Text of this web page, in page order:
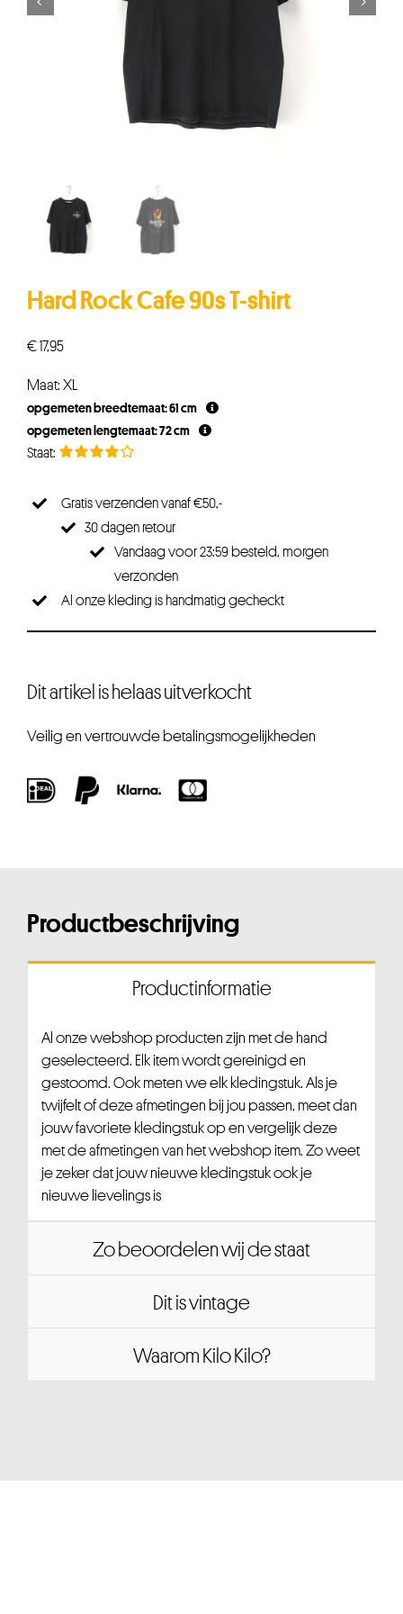
Hard Rock Cafe 90s T-shirt
€17,95
Maat: XL
opgemeten breedtemaat: 61 cm
opgemeten lengtemaat: 72 cm
Gratis verzenden vanaf €50,-
30 dagen retour
Vandaag voor 23:59 besteld, morgen
verzonden
Al onze kleding is handmatig gecheckt
Dit artikel is helaas uitverkocht
Veilig en vertrouwde betalingsmogelijkheden
Productbeschrijving
Productinformatie
Al onze webshop producten zijn met de hand
geselecteerd. Elk item wordt gereinigd en
gestoomd. Ook meten we elk kledingstuk. Als je
twijfelt of deze afmetingen bij jou passen, meet dan
jouw favoriete kledingstuk op en vergelijk deze
met de afmetingen van het webshop item. Zo weet
je zeker dat jouw nieuwe kledingstuk ook je
nieuwe lievelings is
Zo beoordelen wij de staat
Dit is vintage
Waarom Kilo Kilo?